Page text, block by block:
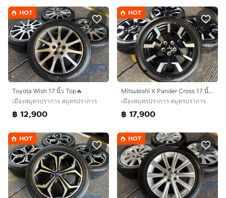
HOT
Toyota Wish 17 นิ้ว Top🔥
เมืองสมุทรปราการ สมุทรปราการ
฿ 12,900
HOT
Mitsubishi X Pander Cross 17 นิ้ว Top🔥
เมืองสมุทรปราการ สมุทรปราการ
฿ 17,900
HOT HOT